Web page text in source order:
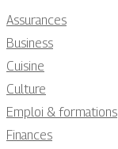
Assurances
Business
Cuisine
Culture
Emploi & formations
Finances